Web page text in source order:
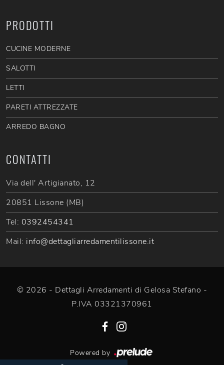
PRODOTTI
CUCINE MODERNE
SALOTTI
LETTI
PARETI ATTREZZATE
ARREDO BAGNO
CONTATTI
Via dell' Artigianato, 12
20851 Lissone (MB)
Tel: 0392454341
Mail: info@dettagliarredamentilissone.it
© 2026 - Dettagli Arredamenti di Gelosa Stefano -
P.IVA 03321370961
Powered by